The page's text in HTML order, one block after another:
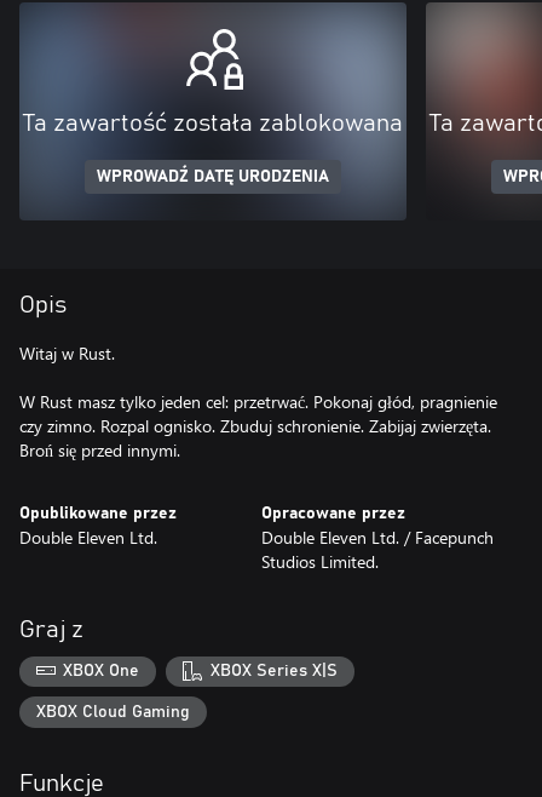
Ta zawartość została zablokowana
WPROWADŹ DATĘ URODZENIA
Ta
Opis
Witaj w Rust.
W Rust masz tylko jeden cel: przetrwać. Pokonaj głód, pragnienie
czy zimno. Rozpal ognisko. Zbuduj schronienie. Zabijaj zwierzęta.
Broń się przed innymi.
Opublikowane przez
Double Eleven Ltd.
Opracowane przez
Double Eleven Ltd. / Facepunch
Studios Limited.
Graj z
XBOX One XBOX Series X|S
XBOX Cloud Gaming
Funkcje